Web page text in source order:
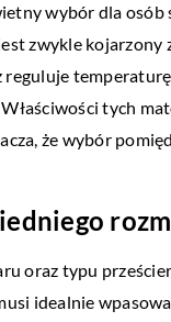
wybór dla
zwykle
tych
że wybór
oraz typu
idealnie